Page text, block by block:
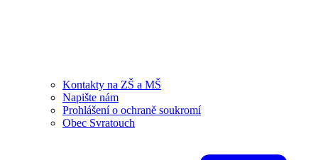
Kontakty na ZŠ a MŠ
Napište nám
Prohlášení o ochraně soukromí
Obec Svratouch